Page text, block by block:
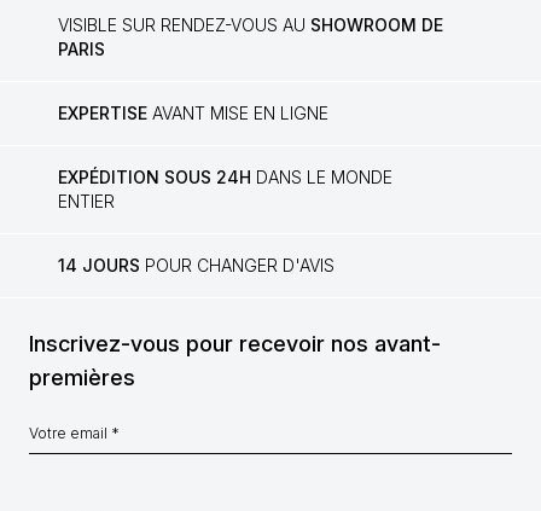
VISIBLE SUR RENDEZ-VOUS AU SHOWROOM DE
PARIS
EXPERTISE AVANT MISE EN LIGNE
EXPÉDITION SOUS 24H DANS LE MONDE
ENTIER
14 JOURS POUR CHANGER D'AVIS
Inscrivez-vous pour recevoir nos avant-
premières